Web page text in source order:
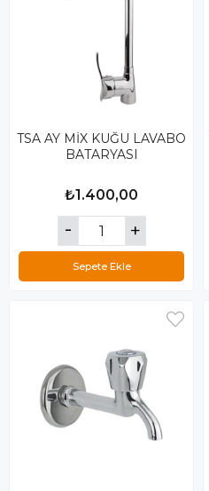
TSA AY MİX KUĞU LAVABO
BATARYASI
₺1.400,00
Sepete Ekle